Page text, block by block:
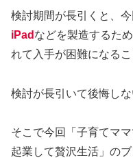
検討期間が長引くと、
iPad などを製造するた
れて入手が困難になるこ
検討が長引いて後悔し
そこで今回「子育てマ
起業して贅沢生活」の